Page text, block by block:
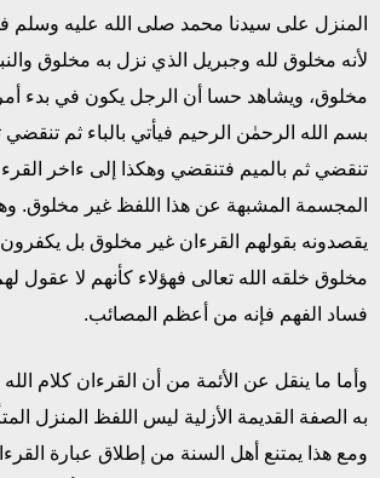
المنزل على سيدنا محمد صلى الله عليه وسلم
لأنه مخلوق لله وجبريل الذي نزل به مخلوق
مخلوق، ويشاهد حسا أن الرجل يكون في بدء
بسم الله الرحمٰن الرحيم فيأتي بالباء ثم تنقضي
تنقضي ثم بالميم فتنقضي وهكذا إلى ءاخر
المجسمة المشبهة عن هذا اللفظ غير مخلوق.
يقصدونه بقولهم القرءان غير مخلوق بل
مخلوق خلقه الله تعالى فهؤلاء كأنهم لا عقول
فساد الفهم فإنه من أعظم المصائب.
وأما ما ينقل عن الأئمة من أن القرءان كلام
به الصفة القديمة الأزلية ليس اللفظ المنزل
ومع هذا يمتنع أهل السنة من إطلاق عبارة